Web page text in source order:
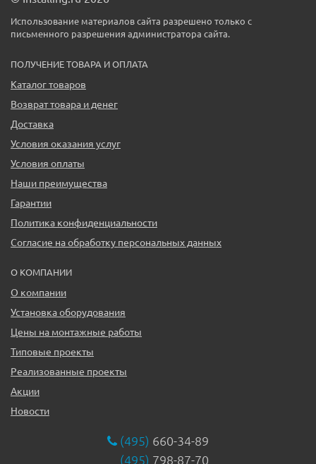
Использование материалов сайта разрешено только с
письменного разрешения администратора сайта.
ПОЛУЧЕНИЕ ТОВАРА И ОПЛАТА
Каталог товаров
Возврат товара и денег
Доставка
Условия оказания услуг
Условия оплаты
Наши преимущества
Гарантии
Политика конфиденциальности
Согласие на обработку персональных данных
О КОМПАНИИ
О компании
Установка оборудования
Цены на монтажные работы
Типовые проекты
Реализованные проекты
Акции
Новости
(495) 660-34-89
(495) 798-87-70